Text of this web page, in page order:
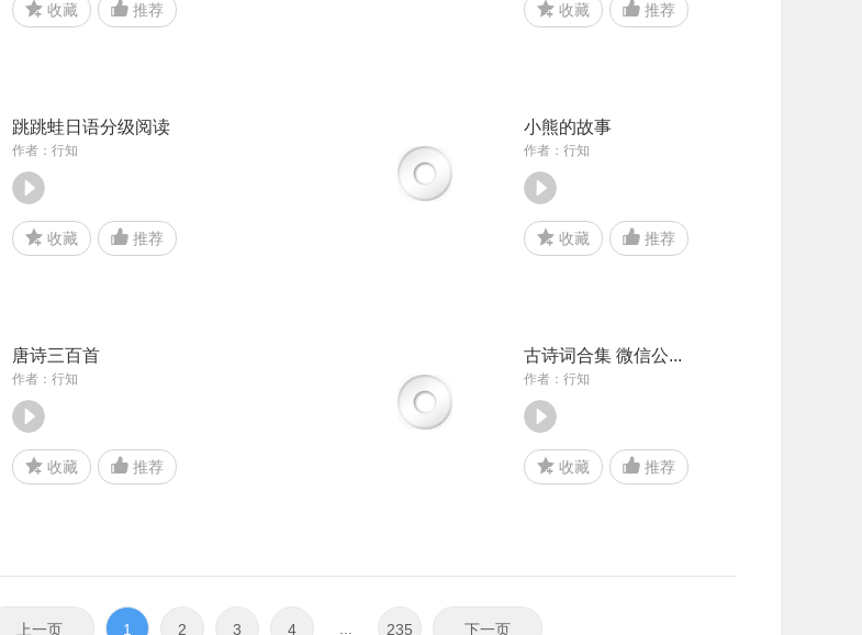
收藏 推荐 收藏 推荐
跳跳蛙日语分级阅读
作者：行知
收藏 推荐
小熊的故事
作者：行知
收藏 推荐
唐诗三百首
作者：行知
收藏 推荐
古诗词合集 微信公...
作者：行知
收藏 推荐
上一页 1 2 3 4 235 下一页